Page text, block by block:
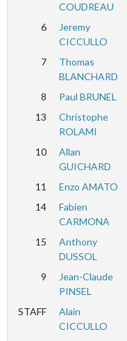
COUDREAU
6
Jeremy
CICCULLO
7
Thomas
BLANCHARD
8
Paul BRUNEL
13
Christophe
ROLAMI
10
Allan
GUICHARD
11
Enzo AMATO
14
Fabien
CARMONA
15
Anthony
DUSSOL
9
Jean-Claude
PINSEL
STAFF
Alain
CICCULLO